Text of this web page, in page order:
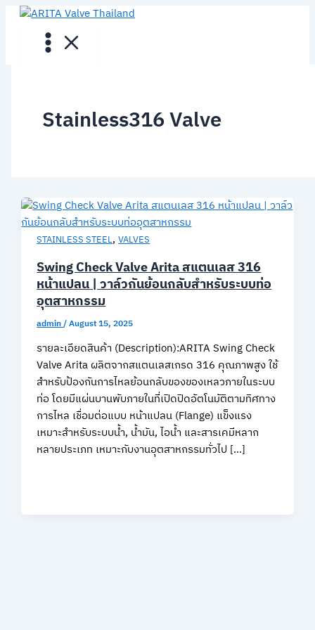
Skip
Stainless316 Valve
STAINLESS STEEL,VALVES
Swing Check Valve Arita สแตนเลส 316
หน้าแปลน | วาล์วกันย้อนกลับสำหรับระบบท่อ
อุตสาหกรรม
admin/August 15, 2025
รายละเอียดสินค้า (Description):ARITA Swing Check
Valve Arita ผลิตจากสแตนเลสเกรด 316 คุณภาพสูง ใช้
สำหรับป้องกันการไหลย้อนกลับของของเหลวภายในระบบ
ท่อ โดยมีแผ่นบานพับภายในที่เปิดปิดอัตโนมัติตามทิศทาง
การไหล เชื่อมต่อแบบ หน้าแปลน (Flange) แข็งแรง
เหมาะสำหรับระบบน้ำ, น้ำมัน, ไอน้ำ และสารเคมีหลาก
หลายประเภท เหมาะกับงานอุตสาหกรรมทั่วไป […]